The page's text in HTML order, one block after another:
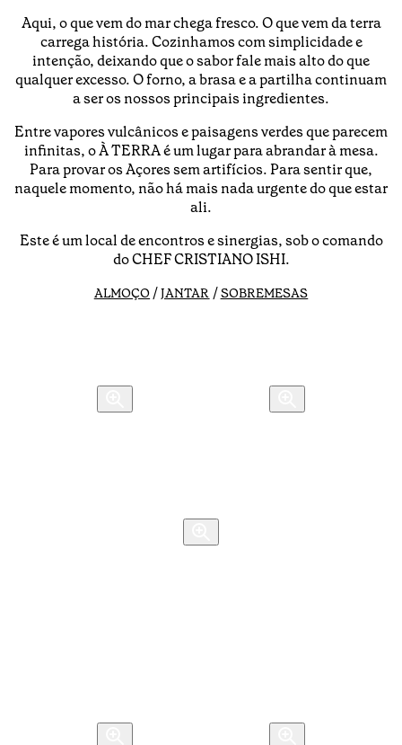
Aqui, o que vem do mar chega fresco. O que vem da terra
carrega história. Cozinhamos com simplicidade e
intenção, deixando que o sabor fale mais alto do que
qualquer excesso. O forno, a brasa e a partilha continuam
a ser os nossos principais ingredientes.
Entre vapores vulcânicos e paisagens verdes que parecem
infinitas, o À TERRA é um lugar para abrandar à mesa.
Para provar os Açores sem artifícios. Para sentir que,
naquele momento, não há mais nada urgente do que estar
ali.
Este é um local de encontros e sinergias, sob o comando
do CHEF CRISTIANO ISHI.
ALMOÇO /JANTAR /SOBREMESAS